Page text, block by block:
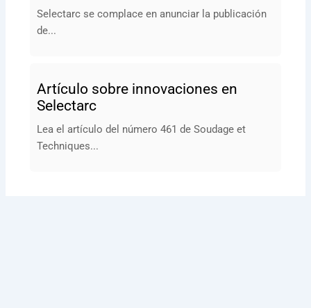
Selectarc se complace en anunciar la publicación
de...
Artículo sobre innovaciones en
Selectarc
Lea el artículo del número 461 de Soudage et
Techniques...